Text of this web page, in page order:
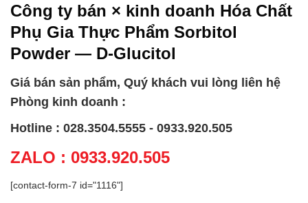
Công ty bán × kinh doanh Hóa Chất
Phụ Gia Thực Phẩm Sorbitol
Powder — D-Glucitol
Giá bán sản phẩm, Quý khách vui lòng liên hệ
Phòng kinh doanh :
Hotline : 028.3504.5555 - 0933.920.505
ZALO : 0933.920.505
[contact-form-7 id="1116"]